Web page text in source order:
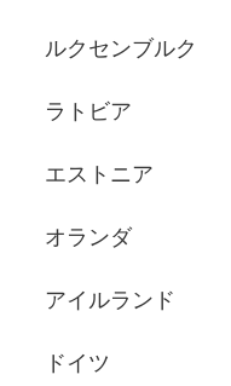
ルクセンブルク
ラトビア
エストニア
オランダ
アイルランド
ドイツ